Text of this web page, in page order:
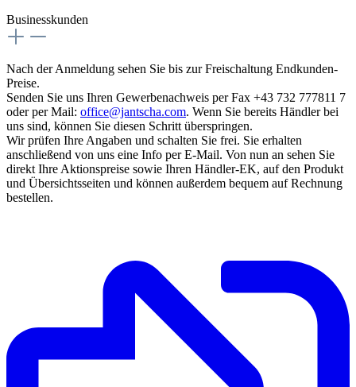
Businesskunden
Nach der Anmeldung sehen Sie bis zur Freischaltung Endkunden-
Preise.
Senden Sie uns Ihren Gewerbenachweis per Fax +43 732 777811 7
oder per Mail: office@jantscha.com. Wenn Sie bereits Händler bei
uns sind, können Sie diesen Schritt überspringen.
Wir prüfen Ihre Angaben und schalten Sie frei. Sie erhalten
anschließend von uns eine Info per E-Mail. Von nun an sehen Sie
direkt Ihre Aktionspreise sowie Ihren Händler-EK, auf den Produkt
und Übersichtsseiten und können außerdem bequem auf Rechnung
bestellen.